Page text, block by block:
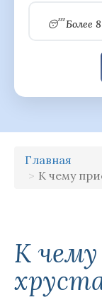
😴 Более 8
Главная
К чему
К чему